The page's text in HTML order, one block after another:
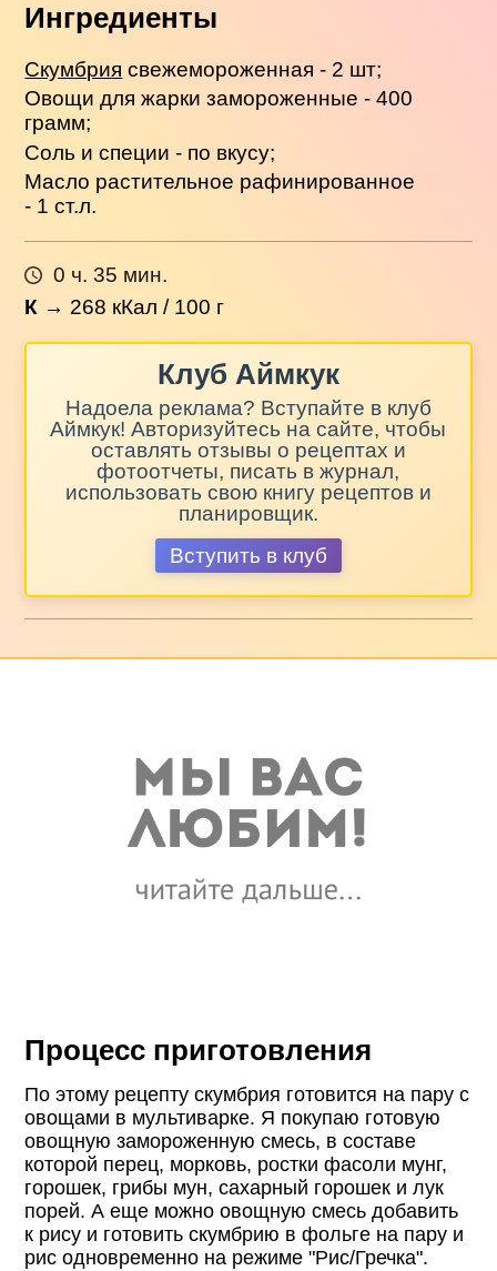
Ингредиенты
Скумбрия свежемороженная - 2 шт;
Овощи для жарки замороженные - 400
грамм;
Соль и специи - по вкусу;
Масло растительное рафинированное
- 1 ст.л.
0 ч. 35 мин.
К → 268 кКал / 100 г
Клуб Аймкук
Надоела реклама? Вступайте в клуб
Аймкук! Авторизуйтесь на сайте, чтобы
оставлять отзывы о рецептах и
фотоотчеты, писать в журнал,
использовать свою книгу рецептов и
планировщик.
Вступить в клуб
Процесс приготовления
По этому рецепту скумбрия готовится на пару с
овощами в мультиварке. Я покупаю готовую
овощную замороженную смесь, в составе
которой перец, морковь, ростки фасоли мунг,
горошек, грибы мун, сахарный горошек и лук
порей. А еще можно овощную смесь добавить
к рису и готовить скумбрию в фольге на пару и
рис одновременно на режиме "Рис/Гречка".